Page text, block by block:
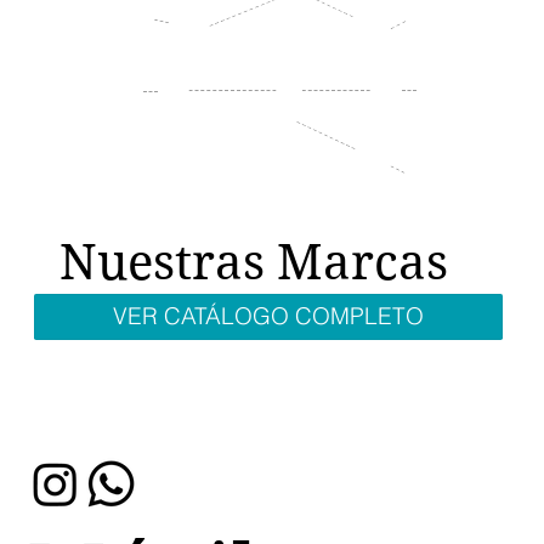
Nuestras Marcas
VER CATÁLOGO COMPLETO